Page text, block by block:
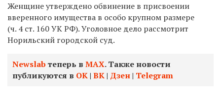
Женщине утверждено обвинение в присвоении
вверенного имущества в особо крупном размере
(ч. 4 ст. 160 УК РФ). Уголовное дело рассмотрит
Норильский городской суд.
Newslab теперь в МАХ. Также новости
публикуются в ОК| ВК| Дзен| Telegram